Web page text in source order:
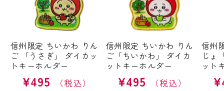
信州限定 ちいかわ りん
ご 「うさぎ」 ダイカッ
トキーホルダー
通
¥495
信州限定 ちいかわ りん
ご「ちいかわ」 ダイカ
ットキーホルダー
通
¥495
信州
じょ
ット
通